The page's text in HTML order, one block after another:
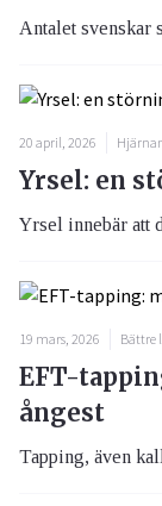
Antalet svenskar
20 april, 2026
Yrsel: en
Yrsel innebär att
19 mars, 2026 Bättre
EFT-
ångest
Tapping, även